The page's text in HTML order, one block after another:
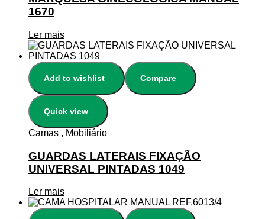
1670
Ler mais
Add to wishlist Compare
Quick view
Camas , Mobiliário
GUARDAS LATERAIS FIXAÇÃO
UNIVERSAL PINTADAS 1049
Ler mais